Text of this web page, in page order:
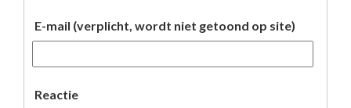
E-mail (verplicht, wordt niet getoond op site)
Reactie